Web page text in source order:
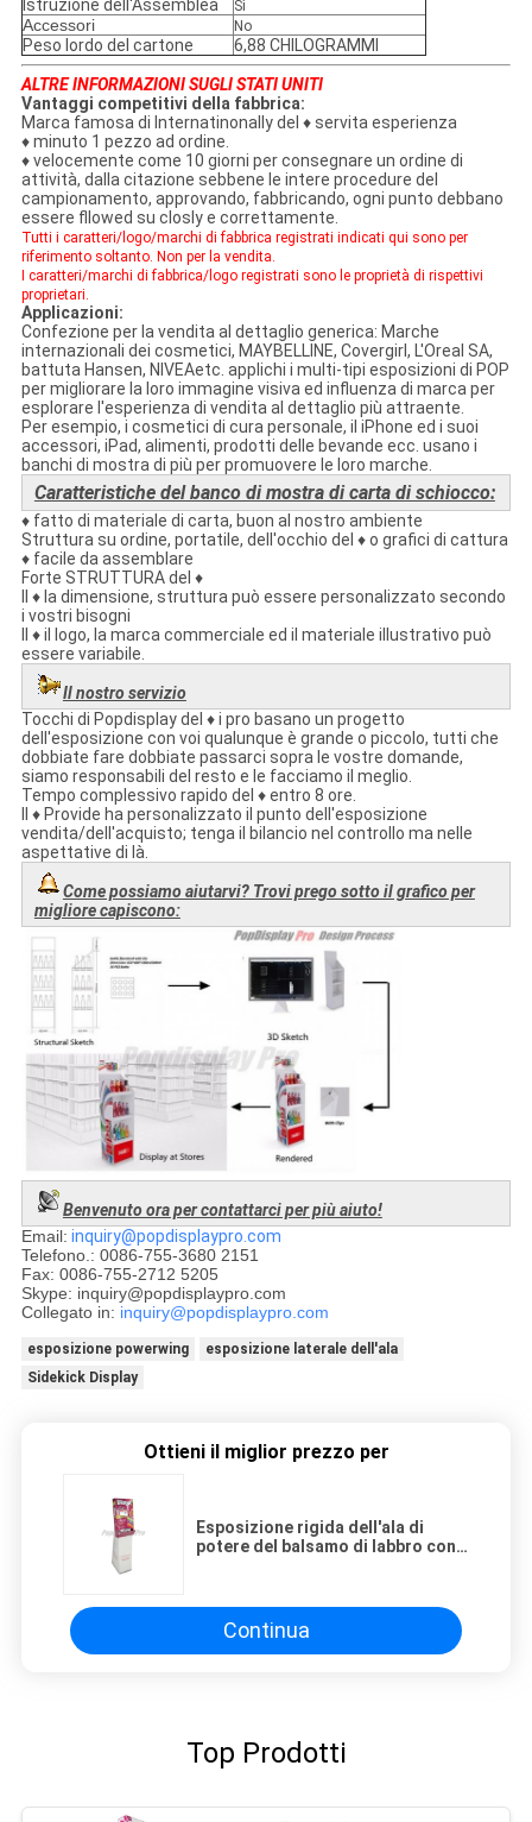
Istruzione dell'Assemblea Sì
Accessori No
Peso lordo del cartone 6,88 CHILOGRAMMI
ALTRE INFORMAZIONI SUGLI STATI UNITI
Vantaggi competitivi della fabbrica:
Marca famosa di Internatinonally del ♦ servita esperienza
♦minuto 1 pezzo ad ordine.
♦velocemente come 10 giorni per consegnare un ordine di
attività, dalla citazione sebbene le intere procedure del
campionamento, approvando, fabbricando, ogni punto debbano
essere fllowed su closly e correttamente.
Tutti i caratteri/logo/marchi di fabbrica registrati indicati qui sono per
riferimento soltanto. Non per la vendita.
I caratteri/marchi di fabbrica/logo registrati sono le proprietà di rispettivi
proprietari.
Applicazioni:
Confezione per la vendita al dettaglio generica: Marche
internazionali dei cosmetici, MAYBELLINE, Covergirl, L'Oreal SA,
battuta Hansen, NIVEAetc. applichi i multi-tipi esposizioni di POP
per migliorare la loro immagine visiva ed influenza di marca per
esplorare l'esperienza di vendita al dettaglio più attraente.
Per esempio, i cosmetici di cura personale, il iPhone ed i suoi
accessori, iPad, alimenti, prodotti delle bevande ecc. usano i
banchi di mostra di più per promuovere le loro marche.
Caratteristiche del banco di mostra di carta di schiocco:
♦ fatto di materiale di carta, buon al nostro ambiente
Struttura su ordine, portatile, dell'occhio del ♦ o grafici di cattura
♦ facile da assemblare
Forte STRUTTURA del ♦
Il ♦ la dimensione, struttura può essere personalizzato secondo
i vostri bisogni
Il ♦ il logo, la marca commerciale ed il materiale illustrativo può
essere variabile.
Il nostro servizio
Tocchi di Popdisplay del ♦ i pro basano un progetto
dell'esposizione con voi qualunque è grande o piccolo, tutti che
dobbiate fare dobbiate passarci sopra le vostre domande,
siamo responsabili del resto e le facciamo il meglio.
Tempo complessivo rapido del ♦ entro 8 ore.
Il ♦ Provide ha personalizzato il punto dell'esposizione
vendita/dell'acquisto; tenga il bilancio nel controllo ma nelle
aspettative di là.
Come possiamo aiutarvi? Trovi prego sotto il grafico per
migliore capiscono:
Benvenuto ora per contattarci per più aiuto!
Email: inquiry@popdisplaypro.com
Telefono.: 0086-755-3680 2151
Fax: 0086-755-2712 5205
Skype: inquiry@popdisplaypro.com
Collegato in: inquiry@popdisplaypro.com
esposizione powerwing
esposizione laterale dell'ala
Sidekick Display
Ottieni il miglior prezzo per
Esposizione rigida dell'ala di
potere del balsamo di labbro con il
Continua
Top Prodotti